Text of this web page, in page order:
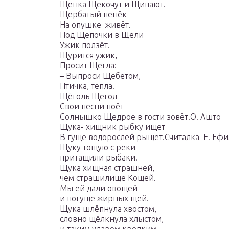
Щенка Щекочут и Щипают.
Щербатый пенёк
На опушке живёт.
Под Щепочки в Щели
Ужик ползёт.
Щурится ужик,
Просит Щегла:
– Выпроси Щебетом,
Птичка, тепла!
Щёголь Щегол
Свои песни поёт –
Солнышко Щедрое в гости зовёт!О. Ашто
Щука- хищник рыбку ищет
В гуще водорослей рыщет.Считалка Е.
Щуку тощую с реки
притащили рыбаки.
Щука хищная страшней,
чем страшилище Кощей.
Мы ей дали овощей
и погуще жирных щей.
Щука шлёпнула хвостом,
словно щёлкнула хлыстом,